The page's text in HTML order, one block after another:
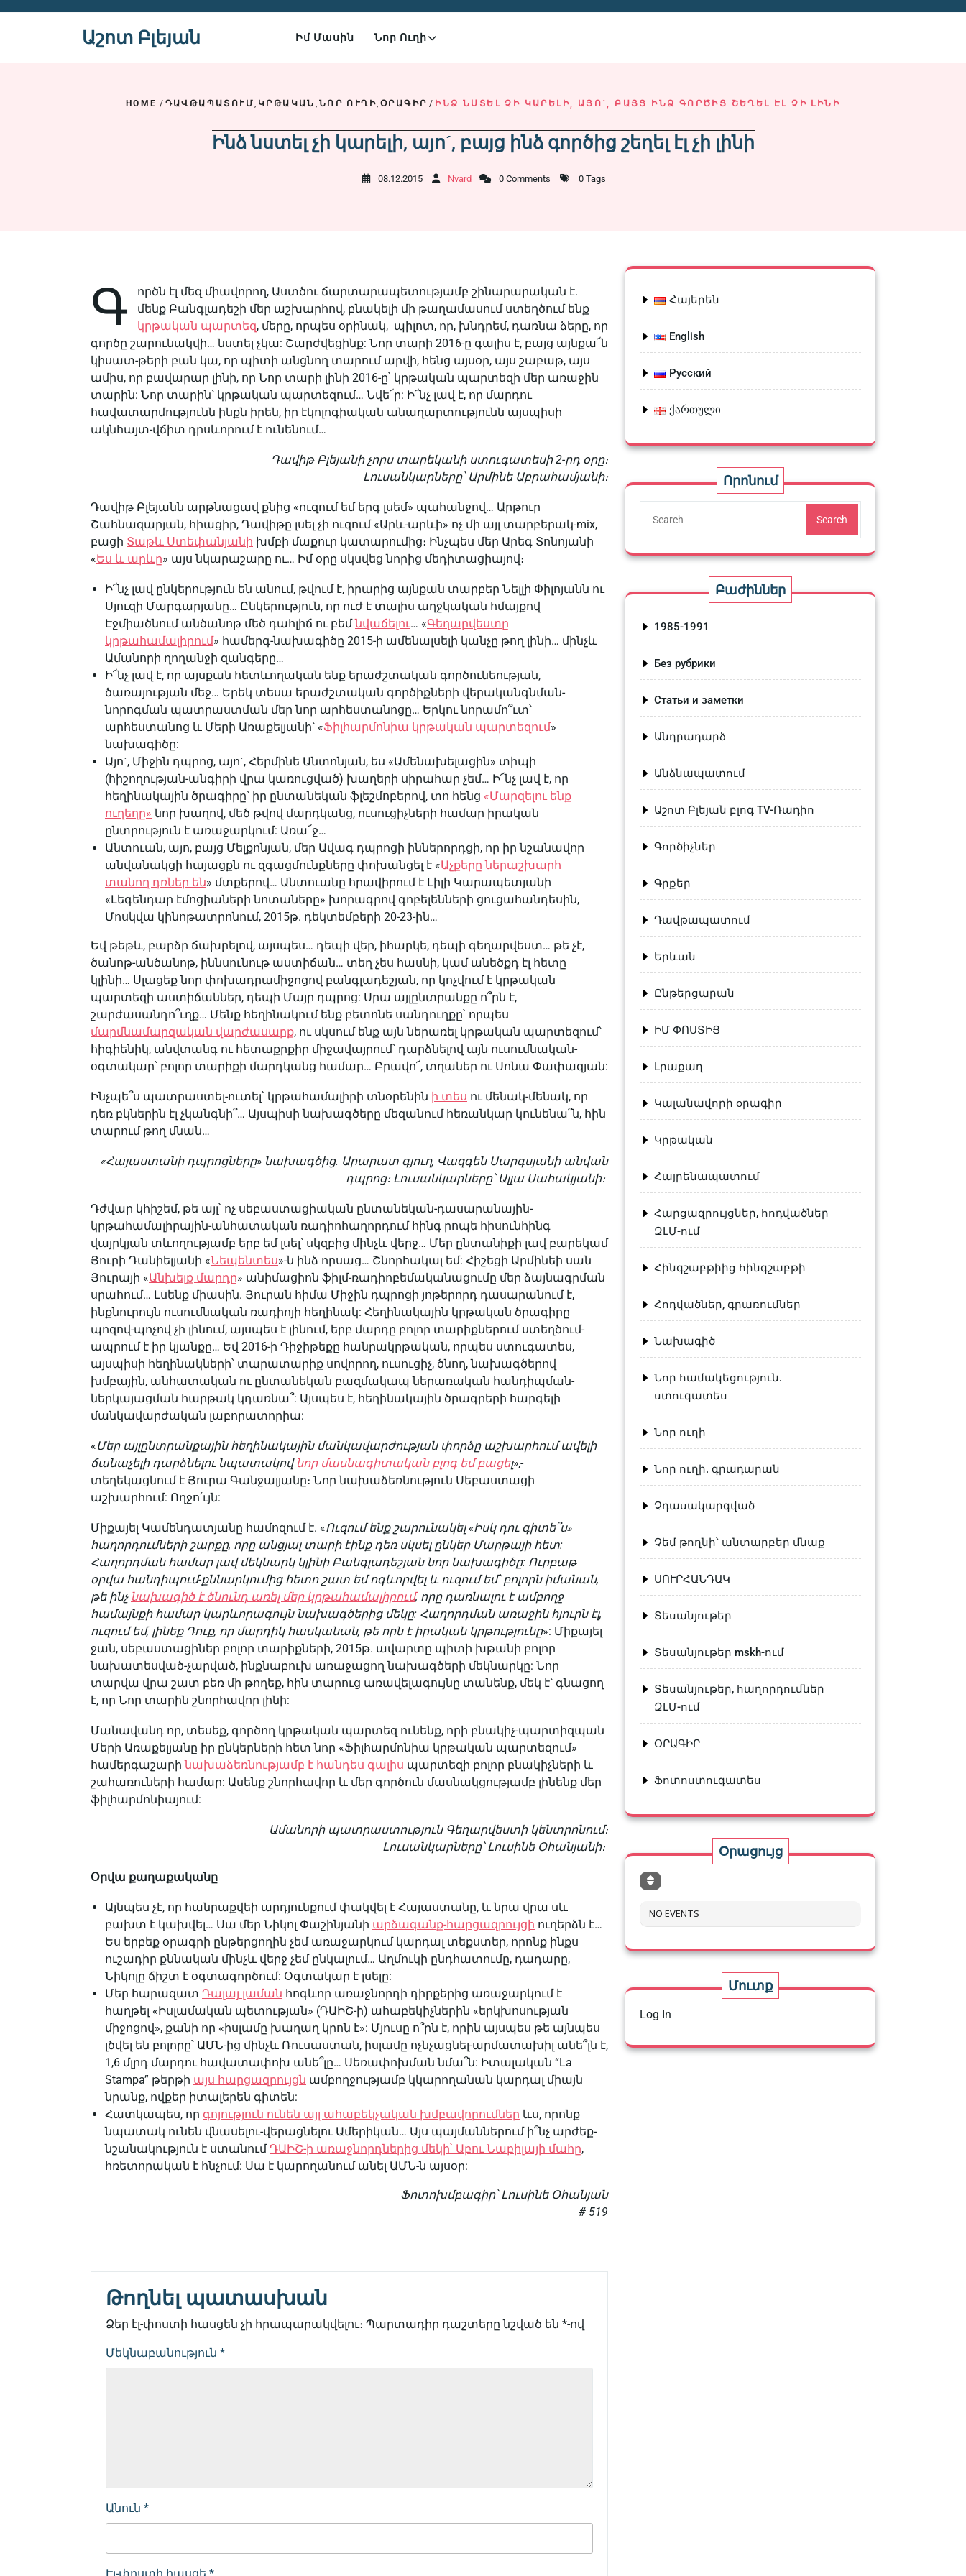
Աշոտ Բլեյան Իմ Մասին Նոր Ուղի
HOME / ԴԱՎԹԱՊԱՏՈՒՄ, ԿՐԹԱԿԱՆ , ՆՈՐ ՈՒՂԻ, ՕՐԱԳԻՐ / ԻՆՁ ՆՍՏԵԼ ՉԻ ԿԱՐԵԼԻ, ԱՅՈˊ, ԲԱՅՑ ԻՆՁ ԳՈՐԾԻՑ ՇԵՂԵԼ ԷԼ ՉԻ ԼԻՆԻ
Ինձ նստել չի կարելի, այոˊ, բայց ինձ գործից շեղել էլ չի լինի
08.12.2015 Nvard 0 Comments 0 Tags
Գ
ործն էլ մեզ միավորող, Աստծու ճարտարապետությամբ շինարարական է.
մենք Բանգլադեշի մեր աշխարհով, բնակելի մի թաղամասում ստեղծում ենք
կրթական պարտեզ, մերը, որպես օրինակ, պիլոտ, որ, խնդրեմ, դառնա ձերը, որ
գործը շարունակվի… նստել չկա: Շարժվեցինք: Նոր տարի 2016-ը գալիս է, բայց այնքա՜ն
կիսատ-թերի բան կա, որ պիտի անցնող տարում արվի, հենց այսօր, այս շաբաթ, այս
ամիս, որ բավարար լինի, որ Նոր տարի լինի 2016-ը՝ կրթական պարտեզի մեր առաջին
տարին: Նոր տարին՝ կրթական պարտեզում… Նվե՜ր: Ի՜նչ լավ է, որ մարդու
հավատարմությունն ինքն իրեն, իր էկոլոգիական անաղարտությունն այսպիսի
ակնհայտ-վճիտ դրսևորում է ունենում…
Դավիթ Բլեյանի չորս տարեկանի ստուգատեսի 2-րդ օրը։
Լուսանկարները՝ Արմինե Աբրահամյանի։
Դավիթ Բլեյանն արթնացավ քնից «ուզում եմ երգ լսեմ» պահանջով… Արթուր
Շահնազարյան, հիացիր, Դավիթը լսել չի ուզում «Արև-արևի» ոչ մի այլ տարբերակ-mix,
բացի Տաթև Ստեփանյանի խմբի մաքուր կատարումից։ Ինչպես մեր Արեգ Տոնոյանի
«Ես և արևը» այս նկարաշարը ու… Իմ օրը սկսվեց նորից մեդիտացիայով։
Ի՜նչ լավ ընկերություն են անում, թվում է, իրարից այնքան տարբեր Նելլի Փիլոյանն ու
Սյուզի Մարգարյանը… Ընկերություն, որ ուժ է տալիս աղջկական հմայքով
Էջմիածնում անծանոթ մեծ դահլիճ ու բեմնվաճելու… «Գեղարվեստը
կրթահամալիրում» համերգ-նախագիծը 2015-ի ամենալսելի կանչը թող լինի… մինչև
Ամանորի ղողանջի զանգերը…
Ի՜նչ լավ է, որ այսքան հետևողական ենք երաժշտական գործունեության,
ծառայության մեջ… Երեկ տեսա երաժշտական գործիքների վերականգնման-
նորոգման պատրաստման մեր նոր արհեստանոցը… Երկու նորամո՞ւտ՝
արհեստանոց և Մերի Առաքելյանի՝ «Ֆիլհարմոնիա կրթական պարտեզում»
նախագիծը:
Այոˊ, Միջին դպրոց, այոˊ, Հերմինե Անտոնյան, ես «Ամենախելացին» տիպի
(հիշողության-անգիրի վրա կառուցված) խաղերի սիրահար չեմ… Ի՜նչ լավ է, որ
հեղինակային ծրագիրը՝ իր ընտանեկան ֆլեշմոբերով, տո հենց «Մարզելու ենք
ուղեղը» նոր խաղով, մեծ թվով մարդկանց, ուսուցիչների համար իրական
ընտրություն է առաջարկում: Առա՜ջ…
Անտուան, այո, բայց Մելքոնյան, մեր Ավագ դպրոցի իններորդցի, որ իր նշանավոր
անվանակցի հայացքն ու զգացմունքները փոխանցել է «Աչքերը ներաշխարհ
տանող դռներ են» մտքերով… Անտուանը հրավիրում է Լիլի Կարապետյանի
«Լեգենդար էմոցիաների նոտաները» խորագրով գոբելենների ցուցահանդեսին,
Մոսկվա կինոթատրոնում, 2015թ. դեկտեմբերի 20-23-ին…
Եվ թեթև, բարձր ճախրելով, այսպես… դեպի վեր, իհարկե, դեպի գեղարվեստ… թե չէ,
ծանոթ-անծանոթ, իննսունութ աստիճան… տեղ չես հասնի, կամ անեծքդ էլ հետը
կլինի… Սլացեք նոր փոխադրամիջոցով բանգլադեշյան, որ կոչվում է կրթական
պարտեզի աստիճաններ, դեպի Մայր դպրոց: Սրա այլընտրանքը ո՞րն է,
շարժասանդո՞ւղք… Մենք հեղինակում ենք բետոնե սանդուղքը՝ որպես
մարմնամարզական վարժասարք, ու սկսում ենք այն ներառել կրթական պարտեզում՝
հիգիենիկ, անվտանգ ու հետաքրքիր միջավայրում՝ դարձնելով այն ուսումնական-
օգտակար՝ բոլոր տարիքի մարդկանց համար… Բրավո՜, տղաներ ու Սոնա Փափազյան:
Ինչպե՞ս պատրաստել-ուտել՝ կրթահամալիրի տնօրենին ի տես ու մենակ-մենակ, որ
դեռ բկներին էլ չկանգնի՞… Այսպիսի նախագծերը մեզանում հեռանկար կունենա՞ն, հին
տարում թող մնան…
«Հայաստանի դպրոցները» նախագծից. Արարատ գյուղ, Վազգեն Սարգսյանի անվան
դպրոց։ Լուսանկարները՝ Ալլա Սահակյանի։
Դժվար կհիշեմ, թե այլ՝ ոչ սեբաստացիական ընտանեկան-դասարանային-
կրթահամալիրային-անհատական ռադիոհաղորդում հինգ րոպե հիսունհինգ
վայրկյան տևողությամբ երբ եմ լսել՝ սկզբից մինչև վերջ… Մեր ընտանիքի լավ բարեկամ
Յուրի Դանիելյանի «Նեպենտես»-ն ինձ որսաց… Շնորհակալ եմ: Հիշեցի Արմինեի սան
Յուրայի «Անխելք մարդը» անիմացիոն ֆիլմ-ռադիոբեմականացումը մեր ձայնագրման
սրահում… Լսենք միասին. Յուրան հիմա Միջին դպրոցի յոթերորդ դասարանում է,
ինքնուրույն ուսումնական ռադիոյի հեղինակ: Հեղինակային կրթական ծրագիրը
պոզով-պոչով չի լինում, այսպես է լինում, երբ մարդը բոլոր տարիքներում ստեղծում-
ապրում է իր կյանքը… Եվ 2016-ի Դիջիթեքը հանրակրթական, որպես ստուգատես,
այսպիսի հեղինակների՝ տարատարիք սովորող, ուսուցիչ, ծնող, նախագծերով
խմբային, անհատական ու ընտանեկան բազմակապ ներառական հանդիպման-
ներկայացման հարթակ կդառնա՞: Այսպես է, հեղինակային ծրագրերի հարգելի
մանկավարժական լաբորատորիա:
«Մեր այլընտրանքային հեղինակային մանկավարժության փորձը աշխարհում ավելի
ճանաչելի դարձնելու նպատակով նոր մասնագիտական բլոգ եմ բացել»,-
տեղեկացնում է Յուրա Գանջալյանը։ Նոր նախաձեռնություն Սեբաստացի
աշխարհում: Ողջո՛ւյն:
Միքայել Կամենդատյանը համոզում է. «Ուզում ենք շարունակել «Իսկ դու գիտե՞ս»
հաղորդումների շարքը, որը անցյալ տարի էինք դեռ սկսել ընկեր Մարթայի հետ:
Հաղորդման համար լավ մեկնարկ կլինի Բանգլադեշյան նոր նախագիծը: Ուրբաթ
օրվա հանդիպում-քննարկումից հետո շատ եմ ոգևորվել և ուզում եմ՝ բոլորն իմանան,
թե ինչ նախագիծ է ծնունդ առել մեր կրթահամալիրում, որը դառնալու է ամբողջ
համայնքի համար կարևորագույն նախագծերից մեկը: Հաղորդման առաջին հյուրն էլ,
ուզում եմ, լինեք Դուք, որ մարդիկ հասկանան, թե որն է իրական կրթությունը»: Միքայել
ջան, սեբաստացիներ բոլոր տարիքների, 2015թ. ավարտը պիտի խթանի բոլոր
նախատեսված-չարված, ինքնաբուխ առաջացող նախագծերի մեկնարկը: Նոր
տարվա վրա շատ բեռ մի թողեք, հին տարուց առավելագույնը տանենք, մեկ է՝ գնացող
է, որ Նոր տարին շնորհավոր լինի:
Մանավանդ որ, տեսեք, գործող կրթական պարտեզ ունենք, որի բնակիչ-պարտիզպան
Մերի Առաքելյանը իր ընկերների հետ նոր «Ֆիլհարմոնիա կրթական պարտեզում»
համերգաշարինախաձեռնությամբ է հանդես գալիս պարտեզի բոլոր բնակիչների և
շահառուների համար: Ասենք շնորհավոր և մեր գործուն մասնակցությամբ լինենք մեր
ֆիլհարմոնիայում:
Ամանորի պատրաստություն Գեղարվեստի կենտրոնում։
Լուսանկարները՝ Լուսինե Օհանյանի։
Օրվա քաղաքականը
Այնպես չէ, որ հանրաքվեի արդյունքում փակվել է Հայաստանը, և նրա վրա սև
բախտ է կախվել… Սա մեր Նիկոլ Փաշինյանի արձագանք-հարցազրույցի ուղերձն է…
Ես երբեք օրագրի ընթերցողին չեմ առաջարկում կարդալ տեքստեր, որոնք ինքս
ուշադիր քննական մինչև վերջ չեմ ընկալում… Աղմուկի ընդհատումը, դադարը,
Նիկոլը ճիշտ է օգտագործում: Օգտակար է լսելը:
Մեր հարազատ Դալայ լաման հոգևոր առաջնորդի դիրքերից առաջարկում է
հաղթել «Իսլամական պետության» (ԴԱԻՇ-ի) ահաբեկիչներին «երկխոսության
միջոցով», քանի որ «իսլամը խաղաղ կրոն է»: Մյուսը ո՞րն է, որին այսպես թե այնպես
լծվել են բոլորը՝ ԱՄՆ-ից մինչև Ռուսաստան, իսլամը ոչնչացնել-արմատախիլ անե՞լն է,
1,6 մլրդ մարդու հավատափոխ անե՞լը… Սեռափոխման նմա՞ն: Իտալական “La
Stampa” թերթի այս հարցազրույցն ամբողջությամբ կկարողանան կարդալ միայն
նրանք, ովքեր իտալերեն գիտեն:
Հատկապես, որ գոյություն ունեն այլ ահաբեկչական խմբավորումներ ևս, որոնք
նպատակ ունեն վնասելու-վերացնելու Ամերիկան… Այս պայմաններում ի՞նչ արժեք-
նշանակություն է ստանումԴԱԻՇ-ի առաջնորդներից մեկի՝ Աբու Նաբիլայի մահը,
հռետորական է հնչում: Սա է կարողանում անել ԱՄՆ-ն այսօր:
Ֆոտոխմբագիր՝ Լուսինե Օհանյան
# 519
Թողնել պատասխան
Ձեր էլ-փոստի հասցեն չի հրապարակվելու։ Պարտադիր դաշտերը նշված են *-ով
Մեկնաբանություն *
Անուն *
Հայերեն
English
Русский
ქართული
Որոնում
Search
Բաժիններ
1985-1991
Без рубрики
Статьи и заметки
Անդրադարձ
Անձնապատում
Աշոտ Բլեյան բլոգ TV-Ռադիո
Գործիչներ
Գրքեր
Դավթապատում
Երևան
Ընթերցարան
ԻՄ ՓՈՍՏԻՑ
Լրաքաղ
Կալանավորի օրագիր
Կրթական
Հայրենապատում
Հարցազրույցներ, հոդվածներ
ԶԼՄ-ում
Հինգշաբթիից հինգշաբթի
Հոդվածներ, գրառումներ
Նախագիծ
Նոր համակեցություն.
ստուգատես
Նոր ուղի
Նոր ուղի. գրադարան
Չդասակարգված
Չեմ թողնի՝ անտարբեր մնաք
ՍՈՒՐՀԱՆԴԱԿ
Տեսանյութեր
Տեսանյութեր mskh-ում
Տեսանյութեր, հաղորդումներ
ԶԼՄ-ում
ՕՐԱԳԻՐ
Ֆոտոստուգատես
Օրացույց
NO EVENTS
Մուտք
Log In